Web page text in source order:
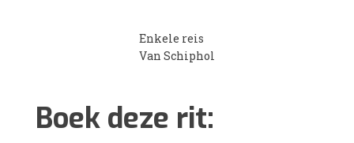
Enkele reis
Van Schiphol
Boek deze rit: